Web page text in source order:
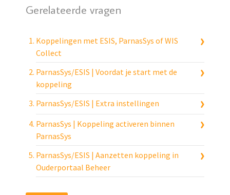
Gerelateerde vragen
Koppelingen met ESIS, ParnasSys of WIS
Collect
ParnasSys/ESIS | Voordat je start met de
koppeling
ParnasSys/ESIS | Extra instellingen
ParnasSys | Koppeling activeren binnen
ParnasSys
ParnasSys/ESIS | Aanzetten koppeling in
Ouderportaal Beheer